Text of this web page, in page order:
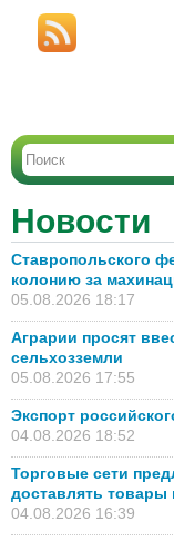
Новости
Ставропольского
колонию за
05.08.2026 18:17
Аграрии просят
сельхозземли
05.08.2026 17:55
Экспорт
04.08.2026 18:52
Торговые сети
доставлять товары
04.08.2026 16:39